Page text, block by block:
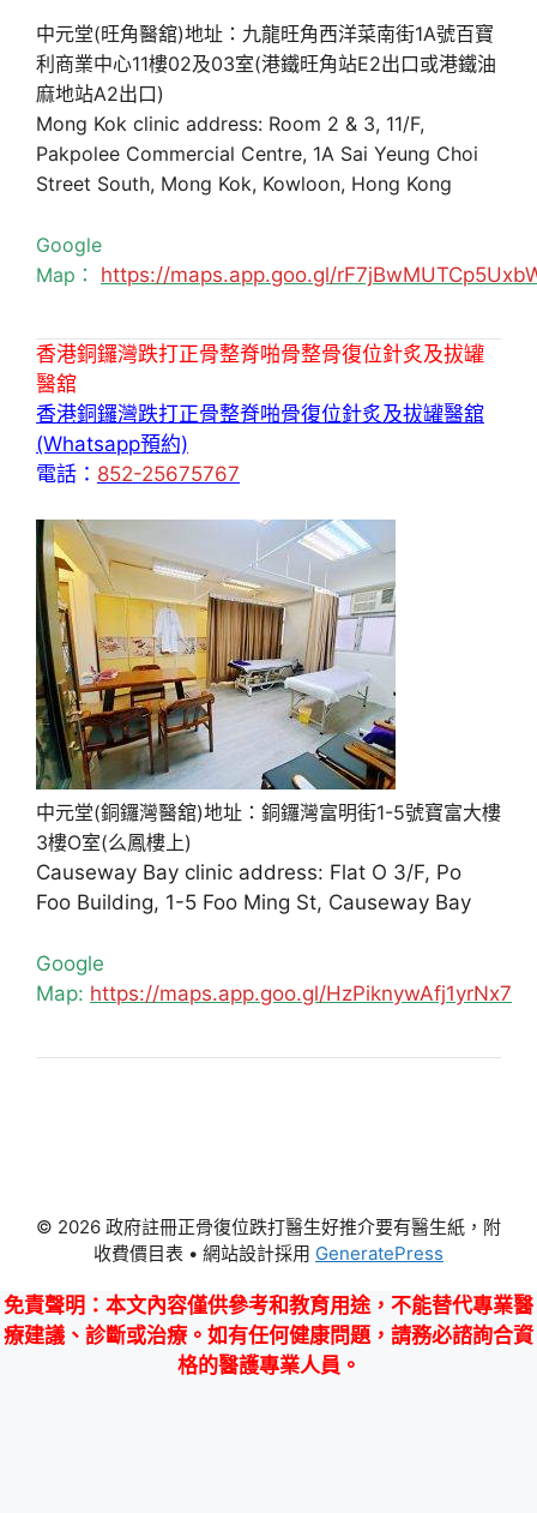
中元堂(旺角醫舘)地址：九龍旺角西洋菜南街1A號百寶
利商業中心11樓02及03室(港鐵旺角站E2出口或港鐵油
麻地站A2出口)
Mong Kok clinic address: Room 2 & 3, 11/F,
Pakpolee Commercial Centre, 1A Sai Yeung Choi
Street South, Mong Kok, Kowloon, Hong Kong
Google
Map： https://maps.app.goo.gl/
香港銅鑼灣跌打正骨整脊啪骨整骨復位針炙及拔罐
醫舘
香港銅鑼灣跌打正骨整脊啪骨復位針炙及拔罐醫舘
(Whatsapp預約)
電話： 852-25675767
中元堂(銅鑼灣醫舘)地址：銅鑼灣富明街1-5號寶富大樓
3樓O室(么鳳樓上)
Causeway Bay clinic address: Flat O 3/F, Po
Foo Building, 1-5 Foo Ming St, Causeway Bay
Google
Map: https://maps.app.goo.gl/HzPiknywAfj1yrNx7
© 2026 政府註冊正骨復位跌打醫生好推介要有醫生紙，附
收費價目表 • 網站設計採用 GeneratePress
免責聲明 ：本文內容僅供參考和教育用途，不能替代專業醫
療建議、診斷或治療。如有任何健康問題，請務必諮詢合資
格的醫護專業人員。